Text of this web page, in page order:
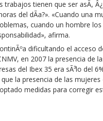
trabajos tienen que ser asÃ­,
del dÃ­a?». «Cuando una
cuando un hombre
afirma.
dificultando el acceso
en 2007 la presencia de
del Ibex 35 era sÃ³lo del
la presencia de las
medidas para corregir